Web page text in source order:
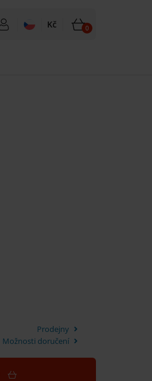
Kč 0
Prodejny
Možnosti doručení